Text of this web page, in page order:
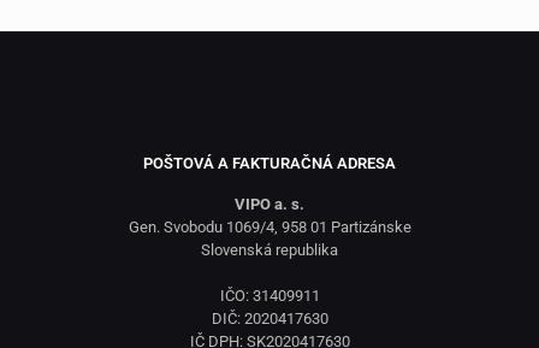
POŠTOVÁ A FAKTURAČNÁ ADRESA
VIPO a. s.
Gen. Svobodu 1069/4, 958 01 Partizánske
Slovenská republika
IČO: 31409911
DIČ: 2020417630
IČ DPH: SK2020417630